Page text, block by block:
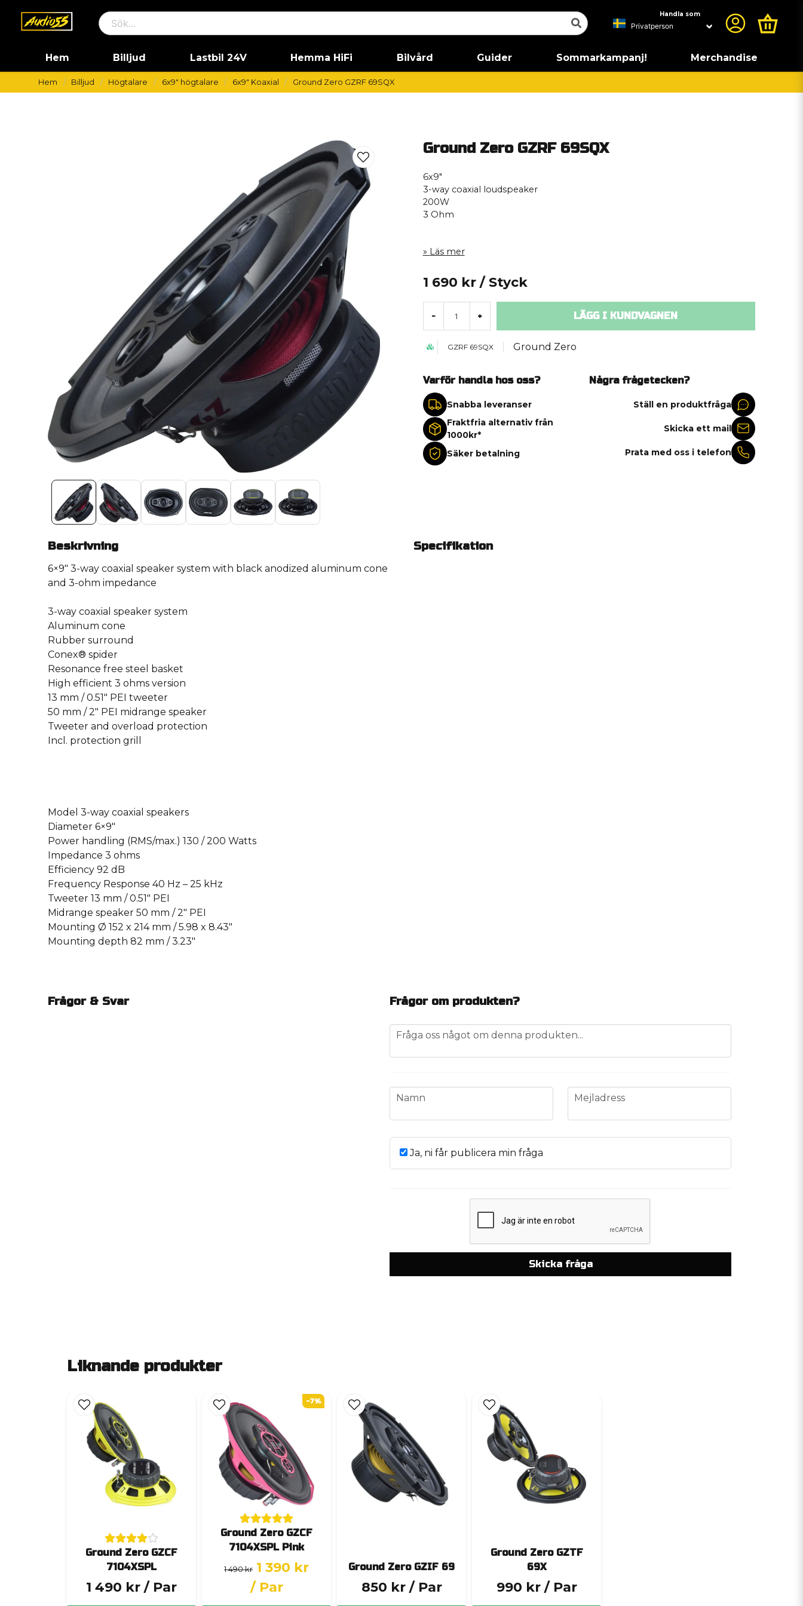
Handla som
Hem Billjud Lastbil 24V Hemma HiFi Bilvård Guider Sommarkampanj! Merchandise
Hem Billjud Högtalare 6x9" högtalare 6x9" Koaxial Ground Zero GZRF 69SQX
Ground Zero GZRF 69SQX
6x9″
3-way coaxial loudspeaker
200W
3 Ohm
Läs mer
1 690 kr / Styck
- + LÄGG I KUNDVAGNEN
GZRF 69SQX Ground Zero
Varför handla hos oss?
Snabba leveranser
Fraktfria alternativ från
1000kr*
Säker betalning
Några frågetecken?
Ställ en produktfråga
Skicka ett mail
Prata med oss i telefon
Beskrivning
6×9″ 3-way coaxial speaker system with black anodized aluminum cone
and 3-ohm impedance
3-way coaxial speaker system
Aluminum cone
Rubber surround
Conex® spider
Resonance free steel basket
High efficient 3 ohms version
13 mm / 0.51″ PEI tweeter
50 mm / 2″ PEI midrange speaker
Tweeter and overload protection
Incl. protection grill
Model 3-way coaxial speakers
Diameter 6×9″
Power handling (RMS/max.) 130 / 200 Watts
Impedance 3 ohms
Efficiency 92 dB
Frequency Response 40 Hz – 25 kHz
Tweeter 13 mm / 0.51″ PEI
Midrange speaker 50 mm / 2″ PEI
Mounting Ø 152 x 214 mm / 5.98 x 8.43″
Mounting depth 82 mm / 3.23″
Specifikation
Frågor & Svar Frågor om produkten?
question
Fråga oss något om denna produkten...
name
Namn email
Mejladress
Ja, ni får publicera min fråga
Skicka fråga
Liknande produkter
Ground Zero GZCF
7104XSPL
1 490 kr / Par
Ground Zero GZCF
7104XSPL Pink
1 490 kr 1 390 kr
/ Par
-7%
Ground Zero GZIF 69
850 kr / Par
Ground Zero GZTF
69X
990 kr / Par